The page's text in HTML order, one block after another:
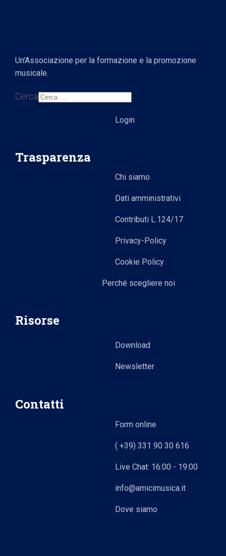
Un'Associazione per la formazione e la promozione
musicale.
Cerca
Login
Trasparenza
Chi siamo
Dati amministrativi
Contributi L.124/17
Privacy-Policy
Cookie Policy
Perché scegliere noi
Risorse
Download
Newsletter
Contatti
Form online
( +39) 331 90 30 616
Live Chat: 16:00 - 19:00
info@amicimusica.it
Dove siamo